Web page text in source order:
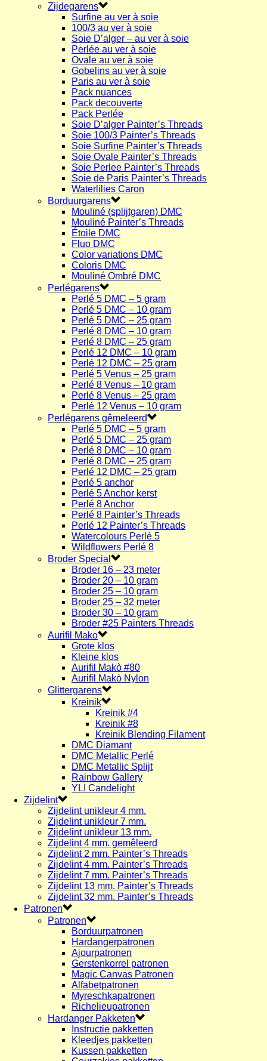
Zijdegarens
Surfine au ver à soie
100/3 au ver à soie
Soie D’alger – au ver à soie
Perlée au ver à soie
Ovale au ver à soie
Gobelins au ver à soie
Paris au ver à soie
Pack nuances
Pack decouverte
Pack Perlée
Soie D’alger Painter’s Threads
Soie 100/3 Painter’s Threads
Soie Surfine Painter’s Threads
Soie Ovale Painter’s Threads
Soie Perlee Painter’s Threads
Soie de Paris Painter’s Threads
Waterlilies Caron
Borduurgarens
Mouliné (splijtgaren) DMC
Mouliné Painter’s Threads
Étoile DMC
Fluo DMC
Color variations DMC
Coloris DMC
Mouliné Ombré DMC
Perlégarens
Perlé 5 DMC – 5 gram
Perlé 5 DMC – 10 gram
Perlé 5 DMC – 25 gram
Perlé 8 DMC – 10 gram
Perlé 8 DMC – 25 gram
Perlé 12 DMC – 10 gram
Perlé 12 DMC – 25 gram
Perlé 5 Venus – 25 gram
Perlé 8 Venus – 10 gram
Perlé 8 Venus – 25 gram
Perlé 12 Venus – 10 gram
Perlégarens gêmeleerd
Perlé 5 DMC – 5 gram
Perlé 5 DMC – 25 gram
Perlé 8 DMC – 10 gram
Perlé 8 DMC – 25 gram
Perlé 12 DMC – 25 gram
Perlé 5 anchor
Perlé 5 Anchor kerst
Perlé 8 Anchor
Perlé 8 Painter’s Threads
Perlé 12 Painter’s Threads
Watercolours Perlé 5
Wildflowers Perlé 8
Broder Special
Broder 16 – 23 meter
Broder 20 – 10 gram
Broder 25 – 10 gram
Broder 25 – 32 meter
Broder 30 – 10 gram
Broder #25 Painters Threads
Aurifil Mako
Grote klos
Kleine klos
Aurifil Makò #80
Aurifil Makò Nylon
Glittergarens
Kreinik
Kreinik #4
Kreinik #8
Kreinik Blending Filament
DMC Diamant
DMC Metallic Perlé
DMC Metallic Splijt
Rainbow Gallery
YLI Candelight
Zijdelint
Zijdelint unikleur 4 mm.
Zijdelint unikleur 7 mm.
Zijdelint unikleur 13 mm.
Zijdelint 4 mm. gemêleerd
Zijdelint 2 mm. Painter’s Threads
Zijdelint 4 mm. Painter’s Threads
Zijdelint 7 mm. Painter’s Threads
Zijdelint 13 mm. Painter’s Threads
Zijdelint 32 mm. Painter’s Threads
Patronen
Patronen
Borduurpatronen
Hardangerpatronen
Ajourpatronen
Gerstenkorrel patronen
Magic Canvas Patronen
Alfabetpatronen
Myreschkapatronen
Richelieupatronen
Hardanger Pakketen
Instructie pakketten
Kleedjes pakketten
Kussen pakketten